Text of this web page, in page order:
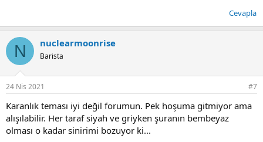
Cevapla
N nuclearmoonrise
Barista
24 Nis 2021 #7
Karanlık teması iyi değil forumun. Pek hoşuma gitmiyor ama
alışılabilir. Her taraf siyah ve griyken şuranın bembeyaz
olması o kadar sinirimi bozuyor ki...